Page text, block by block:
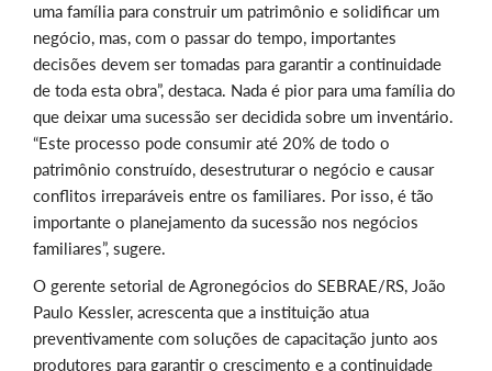
uma família para construir um patrimônio e solidificar um
negócio, mas, com o passar do tempo, importantes
decisões devem ser tomadas para garantir a continuidade
de toda esta obra”, destaca. Nada é pior para uma família do
que deixar uma sucessão ser decidida sobre um inventário.
“Este processo pode consumir até 20% de todo o
patrimônio construído, desestruturar o negócio e causar
conflitos irreparáveis entre os familiares. Por isso, é tão
importante o planejamento da sucessão nos negócios
familiares”, sugere.
O gerente setorial de Agronegócios do SEBRAE/RS, João
Paulo Kessler, acrescenta que a instituição atua
preventivamente com soluções de capacitação junto aos
produtores para garantir o crescimento e a continuidade